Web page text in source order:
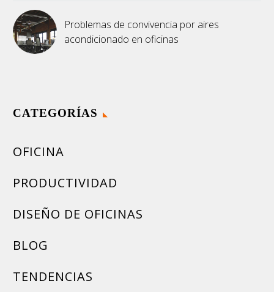
Problemas de convivencia por aires
acondicionado en oficinas
CATEGORÍAS
OFICINA
PRODUCTIVIDAD
DISEÑO DE OFICINAS
BLOG
TENDENCIAS